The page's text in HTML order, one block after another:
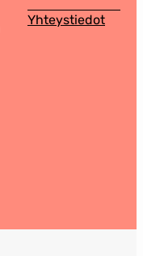
Yhteystiedot